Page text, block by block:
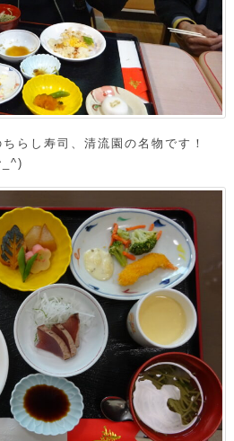
らし寿司、清流園の名物です！